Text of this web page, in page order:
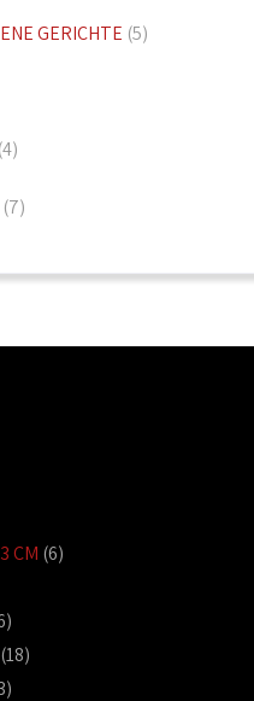
GERICHTE (5)
(4)
(7)
CM (6)
(18)